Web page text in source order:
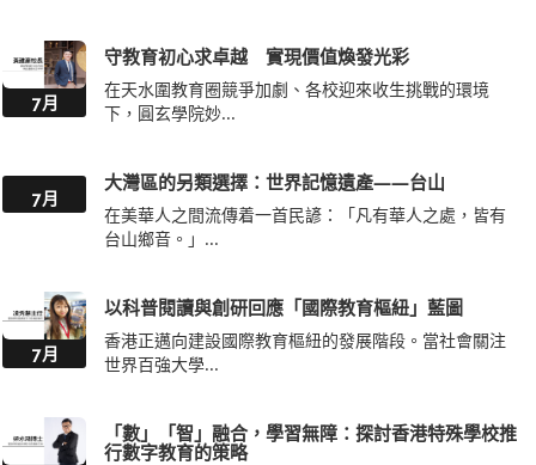
7月
守教育初心求卓越 實現價值煥發光彩
在天水圍教育圈競爭加劇、各校迎來收生挑戰的環境
下，圓玄學院妙...
7月
大灣區的另類選擇：世界記憶遺產——台山
在美華人之間流傳着一首民諺：「凡有華人之處，皆有
台山鄉音。」...
7月
以科普閱讀與創研回應「國際教育樞紐」藍圖
香港正邁向建設國際教育樞紐的發展階段。當社會關注
世界百強大學...
「數」「智」融合，學習無障：探討香港特殊學校推
行數字教育的策略